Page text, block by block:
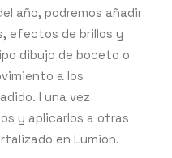
año, podremos añadir
efectos de brillos y
dibujo de boceto o
a los
I una vez
y aplicarlos a otras
en Lumion.